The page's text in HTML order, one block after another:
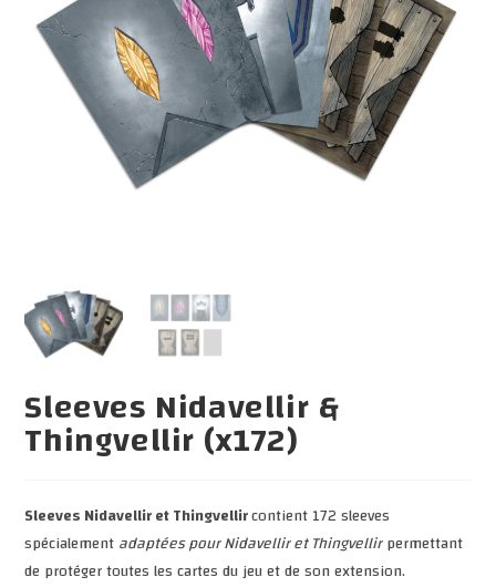
Sleeves Nidavellir &
Thingvellir (x172)
Sleeves Nidavellir et Thingvellircontient 172 sleeves
spécialementadaptées pour Nidavellir et Thingvellirpermettant
de protéger toutes les cartes du jeu et de son extension.